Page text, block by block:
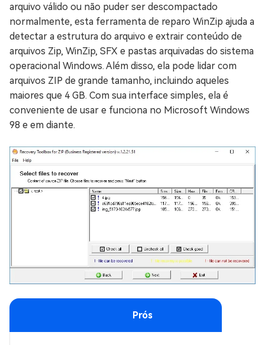
arquivo válido ou não puder ser descompactado
normalmente, esta ferramenta de reparo WinZip ajuda a
detectar a estrutura do arquivo e extrair conteúdo de
arquivos Zip, WinZip, SFX e pastas arquivadas do sistema
operacional Windows. Além disso, ela pode lidar com
arquivos ZIP de grande tamanho, incluindo aqueles
maiores que 4 GB. Com sua interface simples, ela é
conveniente de usar e funciona no Microsoft Windows
98 e em diante.
Prós